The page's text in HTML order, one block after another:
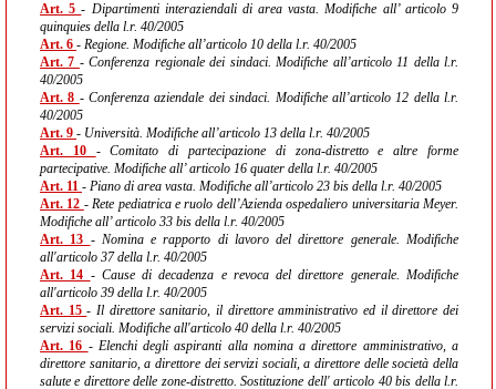
Art. 5- Dipartimenti interaziendali di area vasta. Modifiche all’ articolo 9
quinquies della l.r. 40/2005
Art. 6 - Regione. Modifiche all’articolo 10 della l.r. 40/2005
Art. 7 - Conferenza regionale dei sindaci. Modifiche all’articolo 11 della l.r.
40/2005
Art. 8 - Conferenza aziendale dei sindaci. Modifiche all’articolo 12 della l.r.
40/2005
Art. 9 - Università. Modifiche all’articolo 13 della l.r. 40/2005
Art. 10 - Comitato di partecipazione di zona-distretto e altre forme
partecipative. Modifiche all’ articolo 16 quater della l.r. 40/2005
Art. 11 - Piano di area vasta. Modifiche all’articolo 23 bis della l.r. 40/2005
Art. 12 - Rete pediatrica e ruolo dell’Azienda ospedaliero universitaria Meyer.
Modifiche all’ articolo 33 bis della l.r. 40/2005
Art. 13 - Nomina e rapporto di lavoro del direttore generale. Modifiche
all'articolo 37 della l.r. 40/2005
Art. 14 - Cause di decadenza e revoca del direttore generale. Modifiche
all'articolo 39 della l.r. 40/2005
Art. 15- Il direttore sanitario, il direttore amministrativo ed il direttore dei
servizi sociali. Modifiche all'articolo 40 della l.r. 40/2005
Art. 16 - Elenchi degli aspiranti alla nomina a direttore amministrativo, a
direttore sanitario, a direttore dei servizi sociali, a direttore delle società della
salute e direttore delle zone-distretto. Sostituzione dell' articolo 40 bis della l.r.